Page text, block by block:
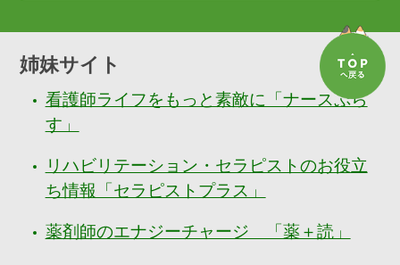
姉妹サイト
看護師ライフをもっと素敵に「ナースぷら
す」
リハビリテーション・セラピストのお役立
ち情報「セラピストプラス」
薬剤師のエナジーチャージ 「薬＋読」